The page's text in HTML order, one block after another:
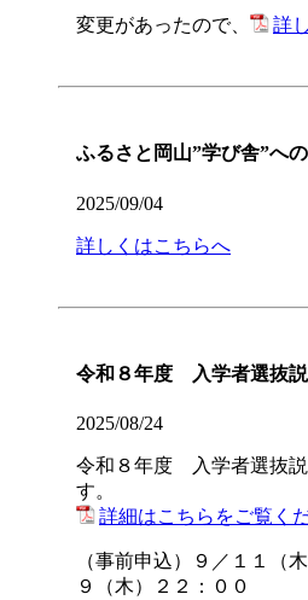
変更があったので、 詳
ふるさと岡山”学び舎”へ
2025/09/04
詳しくはこちらへ
令和８年度 入学者選抜
2025/08/24
令和８年度 入学者選抜説
す。
詳細はこちらをご覧く
（事前申込）９／１１（
９（木）２２：００